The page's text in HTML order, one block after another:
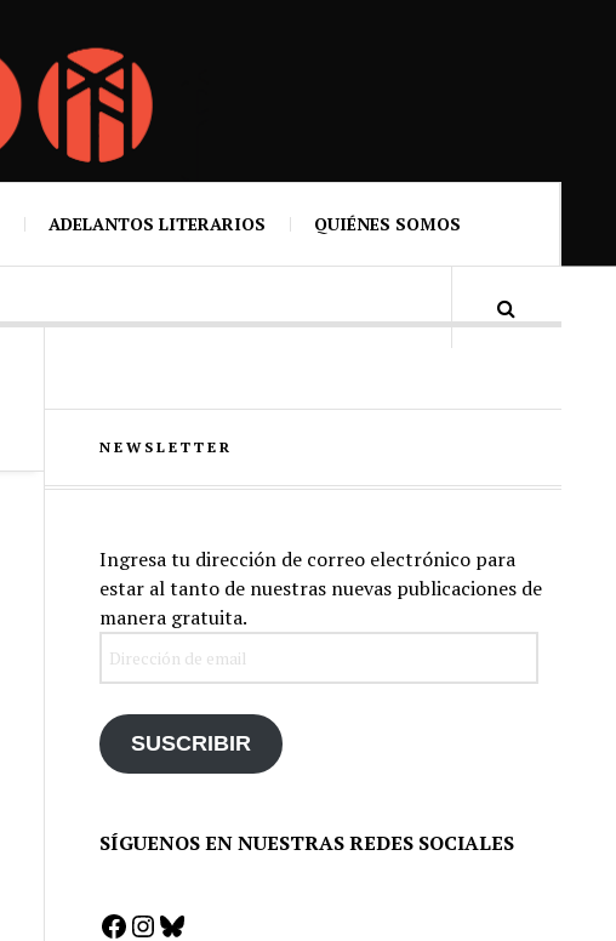
ADELANTOS LITERARIOS QUIÉNES SOMOS
NEWSLETTER
Ingresa tu dirección de correo electrónico para
estar al tanto de nuestras nuevas publicaciones de
manera gratuita.
SUSCRIBIR
SÍGUENOS EN NUESTRAS REDES SOCIALES
Facebook
Instagram
Bluesky